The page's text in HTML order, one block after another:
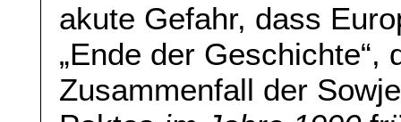
akute Gefahr, dass
„Ende der
Zusammenfall der